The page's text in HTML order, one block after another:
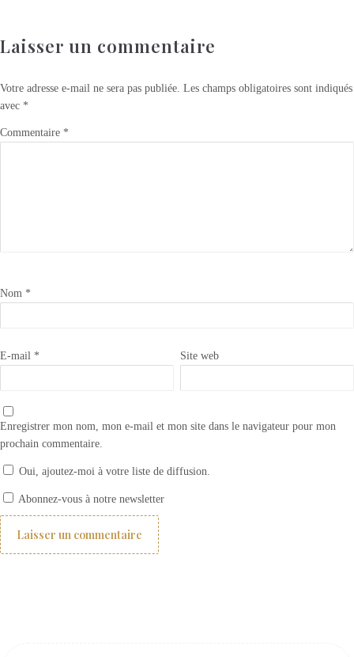
Laisser un commentaire
Votre adresse e-mail ne sera pas publiée. Les champs obligatoires sont indiqués
avec *
Commentaire *
Nom *
E-mail * Site web
Enregistrer mon nom, mon e-mail et mon site dans le navigateur pour mon
prochain commentaire.
Oui, ajoutez-moi à votre liste de diffusion.
Abonnez-vous à notre newsletter